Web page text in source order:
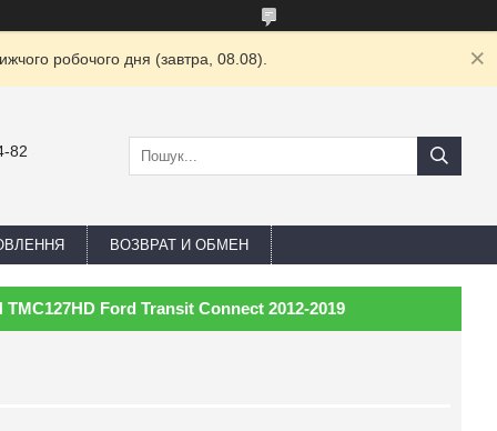
робочого дня (завтра, 08.08).
82
ВОЗВРАТ И ОБМЕН
Ford Transit Connect 2012-2019